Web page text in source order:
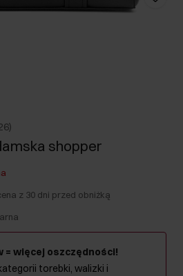
shopper
z 30 dni przed obniżką
więcej oszczędności!
torebki, walizki i